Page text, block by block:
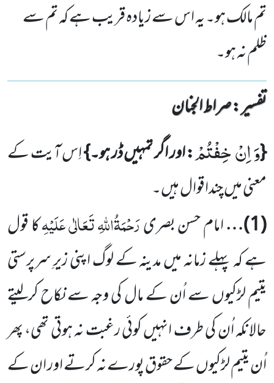
تم مالک ہو۔ یہ اس سے زیادہ قریب ہے کہ تم سے
ظلم نہ ہو۔
تفسیر : ‎صراط الجنان
{وَاِنْخِفْتُمْ: اور اگر تمہیں ڈر ہو۔}اِس آیت کے
معنی میں چنداقوال ہیں۔
(
1
)…امام حسن بصریرَحْمَۃُاللہِ تَعَالٰی عَلَیْہِکا قول
ہے کہ پہلے زمانہ میں مدینہ کے لوگ اپنی زیرِ سرپرستی
یتیم لڑکیوں سےاُن کے مال کی وجہ سے نکاح کرلیتے
حالانکہ اُن کی طرف انہیں کوئی رغبت نہ ہوتی تھی، پھر
اُن یتیم لڑکیوں کے حقوق پورےنہ کرتے اور ان کے